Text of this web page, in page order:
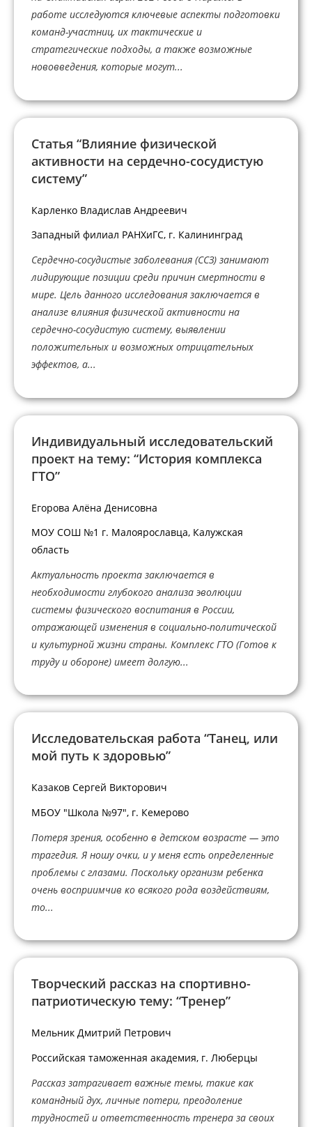
работе исследуются ключевые аспекты подготовки
команд-участниц, их тактические и
стратегические подходы, а также возможные
нововведения, которые могут...
Статья “Влияние физической
активности на сердечно-сосудистую
систему”
Карленко Владислав Андреевич
Западный филиал РАНХиГС, г. Калининград
Сердечно-сосудистые заболевания (ССЗ) занимают
лидирующие позиции среди причин смертности в
мире. Цель данного исследования заключается в
анализе влияния физической активности на
сердечно-сосудистую систему, выявлении
положительных и возможных отрицательных
эффектов, а...
Индивидуальный исследовательский
проект на тему: “История комплекса
ГТО”
Егорова Алёна Денисовна
МОУ СОШ №1 г. Малоярославца, Калужская
область
Актуальность проекта заключается в
необходимости глубокого анализа эволюции
системы физического воспитания в России,
отражающей изменения в социально-политической
и культурной жизни страны. Комплекс ГТО (Готов к
труду и обороне) имеет долгую...
Исследовательская работа “Танец, или
мой путь к здоровью”
Казаков Сергей Викторович
МБОУ "Школа №97", г. Кемерово
Потеря зрения, особенно в детском возрасте — это
трагедия. Я ношу очки, и у меня есть определенные
проблемы с глазами. Поскольку организм ребенка
очень восприимчив ко всякого рода воздействиям,
то...
Творческий рассказ на спортивно-
патриотическую тему: “Тренер”
Мельник Дмитрий Петрович
Российская таможенная академия, г. Люберцы
Рассказ затрагивает важные темы, такие как
командный дух, личные потери, преодоление
трудностей и ответственность тренера за своих